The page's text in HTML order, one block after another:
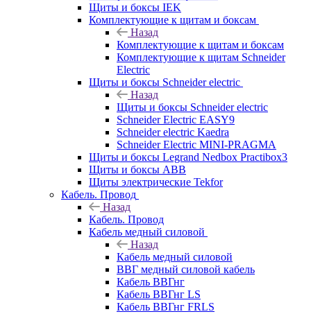
Щиты и боксы IEK
Комплектующие к щитам и боксам
Назад
Комплектующие к щитам и боксам
Комплектующие к щитам Schneider
Electric
Щиты и боксы Schneider electric
Назад
Щиты и боксы Schneider electric
Schneider Electric EASY9
Schneider electric Kaedra
Schneider Electric MINI-PRAGMA
Щиты и боксы Legrand Nedbox Practibox3
Щиты и боксы ABB
Щиты электрические Tekfor
Кабель. Провод
Назад
Кабель. Провод
Кабель медный силовой
Назад
Кабель медный силовой
ВВГ медный силовой кабель
Кабель ВВГнг
Кабель ВВГнг LS
Кабель ВВГнг FRLS